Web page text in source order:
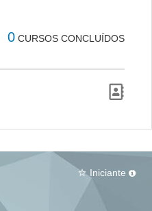
0 CURSOS CONCLUÍDOS
star_border Iniciante